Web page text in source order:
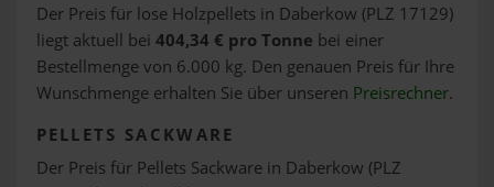
Der Preis für lose Holzpellets in Daberkow (PLZ 17129)
liegt aktuell bei 404,34 € pro Tonne bei einer
Bestellmenge von 6.000 kg. Den genauen Preis für Ihre
Wunschmenge erhalten Sie über unseren Preisrechner.
PELLETS SACKWARE
Der Preis für Pellets Sackware in Daberkow (PLZ